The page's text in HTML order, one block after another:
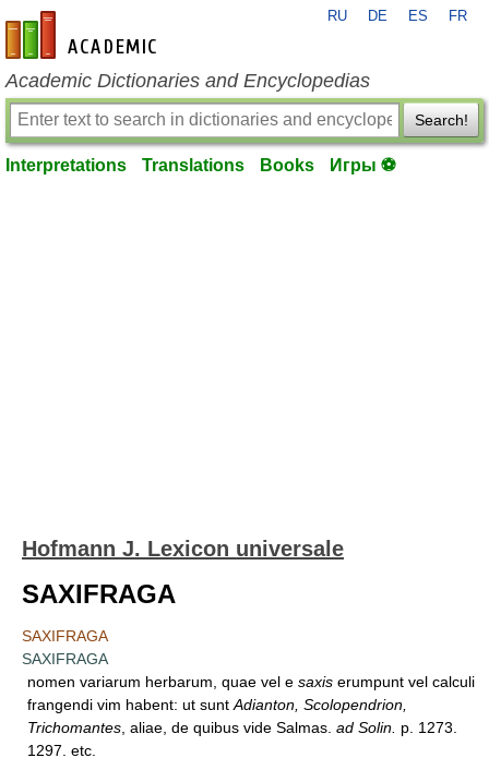
en-academic.com
RU DE ES FR
Academic Dictionaries and Encyclopedias
Search!
Interpretations Translations Books Игры ⚽
Hofmann J. Lexicon universale
SAXIFRAGA
SAXIFRAGA
SAXIFRAGA
nomen variarum herbarum, quae vel e saxis erumpunt vel calculi
frangendi vim habent: ut sunt Adianton, Scolopendrion,
Trichomantes , aliae, de quibus vide Salmas. ad Solin. p. 1273.
1297. etc.